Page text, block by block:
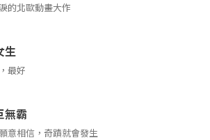
的北歐動畫大作
生
最好
無霸
意相信，奇蹟就會發生